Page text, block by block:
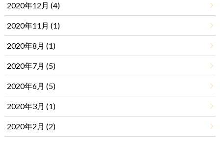
2020年12月 (4)
2020年11月 (1)
2020年8月 (1)
2020年7月 (5)
2020年6月 (5)
2020年3月 (1)
2020年2月 (2)